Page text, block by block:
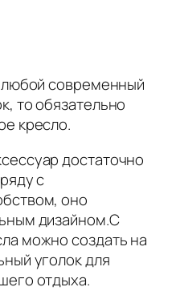
любой современный
то обязательно
кресло.
достаточно
с
оно
дизайном.С
можно создать на
уголок для
отдыха.